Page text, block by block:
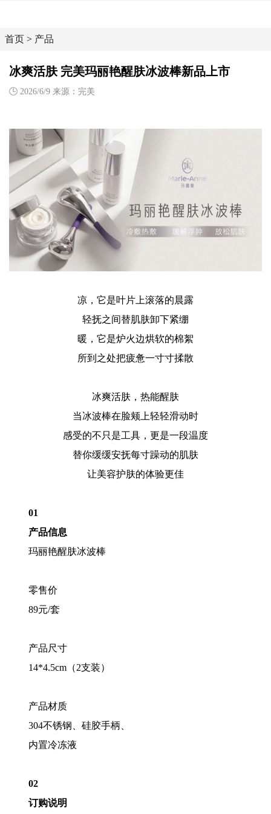
首页 > 产品
冰爽活肤 完美玛丽艳醒肤冰波棒新品上市
2026/6/9 来源：完美
凉，它是叶片上滚落的晨露
轻抚之间替肌肤卸下紧绷
暖，它是炉火边烘软的棉絮
所到之处把疲惫一寸寸揉散
冰爽活肤，热能醒肤
当冰波棒在脸颊上轻轻滑动时
感受的不只是工具，更是一段温度
替你缓缓安抚每寸躁动的肌肤
让美容护肤的体验更佳
01
产品信息
玛丽艳醒肤冰波棒
零售价
89元/套
产品尺寸
14*4.5cm（2支装）
产品材质
304不锈钢、硅胶手柄、
内置冷冻液
02
订购说明